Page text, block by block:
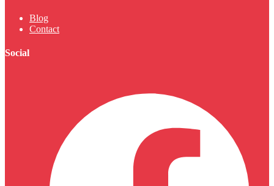
Blog
Contact
Social